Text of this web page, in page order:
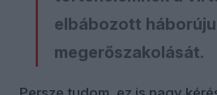
elbábozott
megerőszakolását.